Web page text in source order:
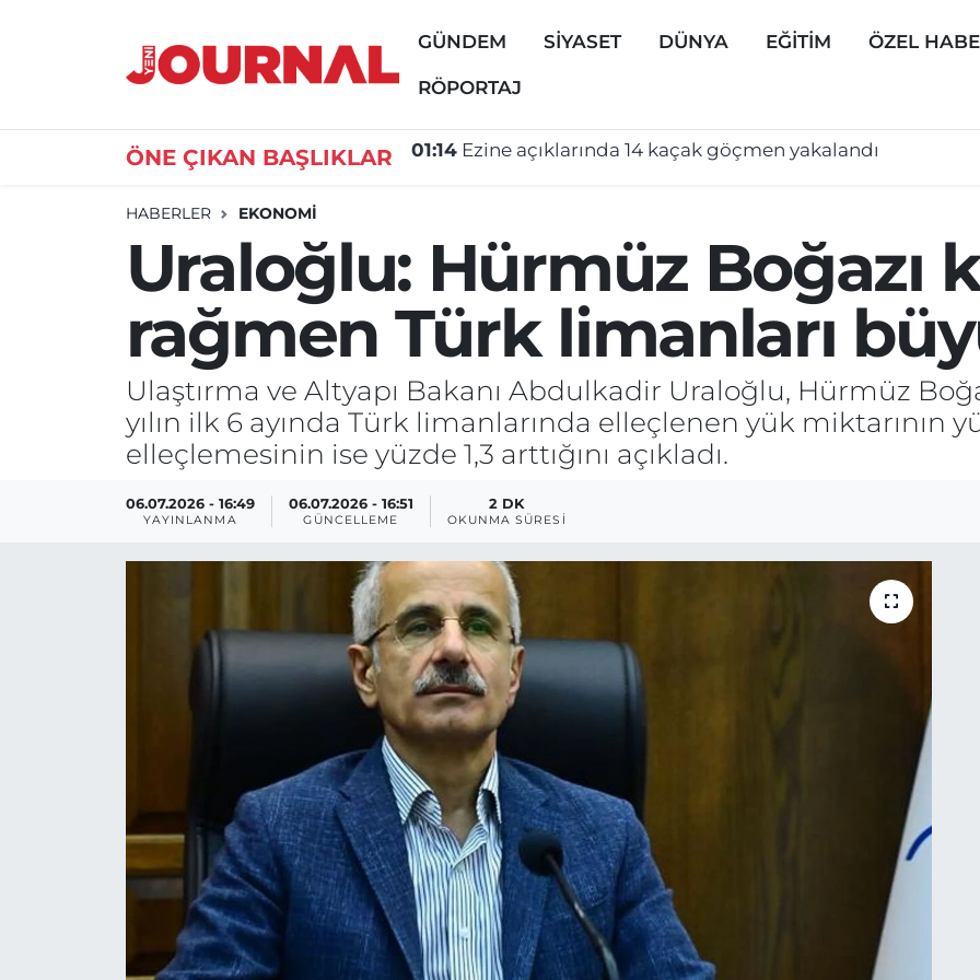
GÜNDEM SİYASET DÜNYA EĞİTİM ÖZEL
RÖPORTAJ
ÖNE ÇIKAN BAŞLIKLAR 00:33 Düğün salonunda tekme tokat kavga: 5 yaralı
HABERLER EKONOMİ
Uraloğlu: Hürmüz Boğazı
rağmen Türk limanları
Ulaştırma ve Altyapı Bakanı Abdulkadir Uraloğlu, Hürmüz
yılın ilk 6 ayında Türk limanlarında elleçlenen yük miktarının
elleçlemesinin ise yüzde 1,3 arttığını açıkladı.
06.07.2026 - 16:49
YAYINLANMA
06.07.2026 - 16:51
GÜNCELLEME
2 DK
OKUNMA SÜRESI
GÜNDEM
DÜNYA
ÖZEL HABER
Nöbetçi Eczaneler
Süper Lig Puan Durumu ve Fikstür
Tüm Manşetler
Son Dakika Haberleri
Haber Arşivi